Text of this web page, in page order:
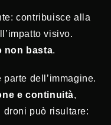
contribuisce alla
visivo.
non basta.
dell’immagine.
e continuità,
droni può risultare: